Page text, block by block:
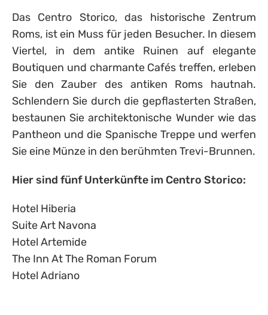
Das Centro Storico, das historische Zentrum
Roms, ist ein Muss für jeden Besucher. In diesem
Viertel, in dem antike Ruinen auf elegante
Boutiquen und charmante Cafés treffen, erleben
Sie den Zauber des antiken Roms hautnah.
Schlendern Sie durch die gepflasterten Straßen,
bestaunen Sie architektonische Wunder wie das
Pantheon und die Spanische Treppe und werfen
Sie eine Münze in den berühmten Trevi-Brunnen.
Hier sind fünf Unterkünfte im Centro Storico:
Hotel Hiberia
Suite Art Navona
Hotel Artemide
The Inn At The Roman Forum
Hotel Adriano